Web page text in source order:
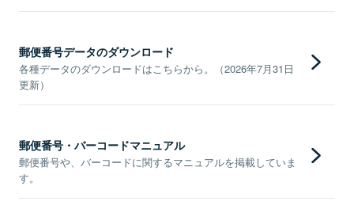
郵便番号データのダウンロード
各種データのダウンロードはこちらから。（2026年7月31日
更新）
郵便番号・バーコードマニュアル
郵便番号や、バーコードに関するマニュアルを掲載していま
す。